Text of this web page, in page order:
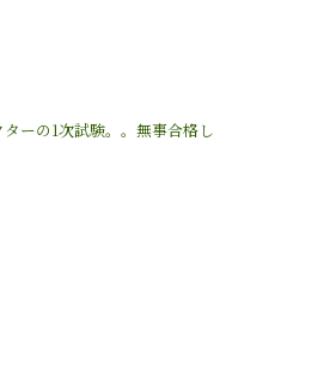
ーの1次試験。。無事合格し